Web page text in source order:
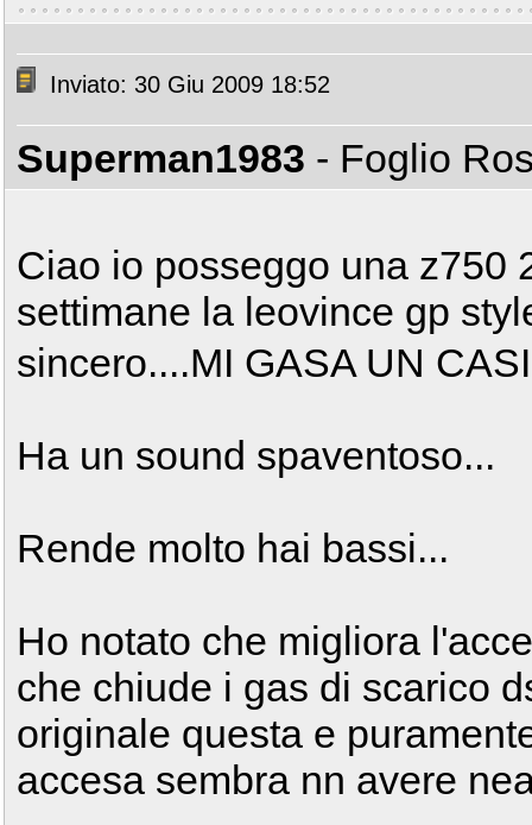
Inviato: 30 Giu 2009 18:52
Superman1983 - Foglio
Ciao io posseggo una z750
settimane la leovince gp
sincero....MI GASA UN
Ha un sound spaventoso...
Rende molto hai bassi...
Ho notato che migliora
che chiude i gas di scarico
originale questa e
accesa sembra nn avere